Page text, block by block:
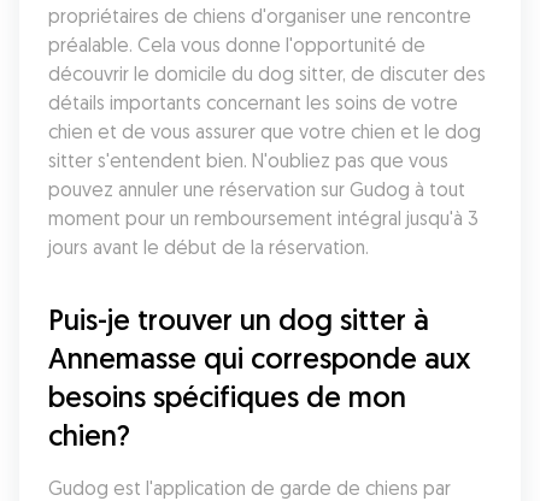
propriétaires de chiens d'organiser une rencontre
préalable. Cela vous donne l'opportunité de
découvrir le domicile du dog sitter, de discuter des
détails importants concernant les soins de votre
chien et de vous assurer que votre chien et le dog
sitter s'entendent bien. N'oubliez pas que vous
pouvez annuler une réservation sur Gudog à tout
moment pour un remboursement intégral jusqu'à 3
jours avant le début de la réservation.
Puis-je trouver un dog sitter à
Annemasse qui corresponde aux
besoins spécifiques de mon
chien?
Gudog est l'application de garde de chiens par